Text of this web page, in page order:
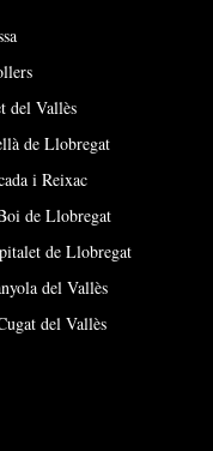
del Vallès
de Llobregat
i Reixac
de Llobregat
de Llobregat
del Vallès
del Vallès